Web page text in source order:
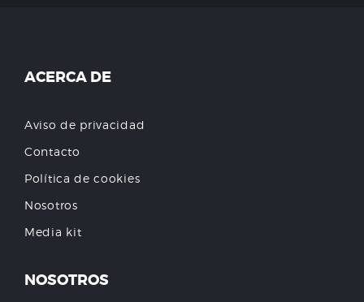
ACERCA DE
Aviso de privacidad
Contacto
Política de cookies
Nosotros
Media kit
NOSOTROS